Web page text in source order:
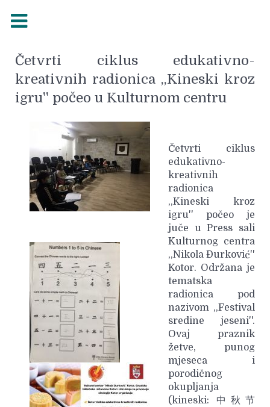
Četvrti ciklus edukativno-
kreativnih radionica ,,Kineski kroz
igru'' počeo u Kulturnom centru
Četvrti ciklus
edukativno-
kreativnih
radionica
,,Kineski kroz
igru'' počeo je
juče u Press sali
Kulturnog centra
,,Nikola Đurković''
Kotor. Održana je
tematska
radionica pod
nazivom ,,Festival
sredine jeseni''.
Ovaj praznik
žetve, punog
mjeseca i
porodičnog
okupljanja
(kineski: 中秋节